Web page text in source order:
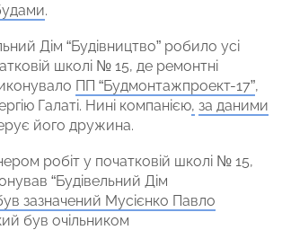
.
Дім “Будівництво” робило усі
школі № 15, де ремонтні
ПП “Будмонтажпроект-17”,
Галаті. Нині компанією, за даними
його дружина.
робіт у початковій школі № 15,
“Будівельний Дім
зазначений Мусієнко Павло
був очільником